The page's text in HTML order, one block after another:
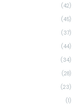
(42)
(45)
(37)
(44)
(34)
(28)
(23)
(1)